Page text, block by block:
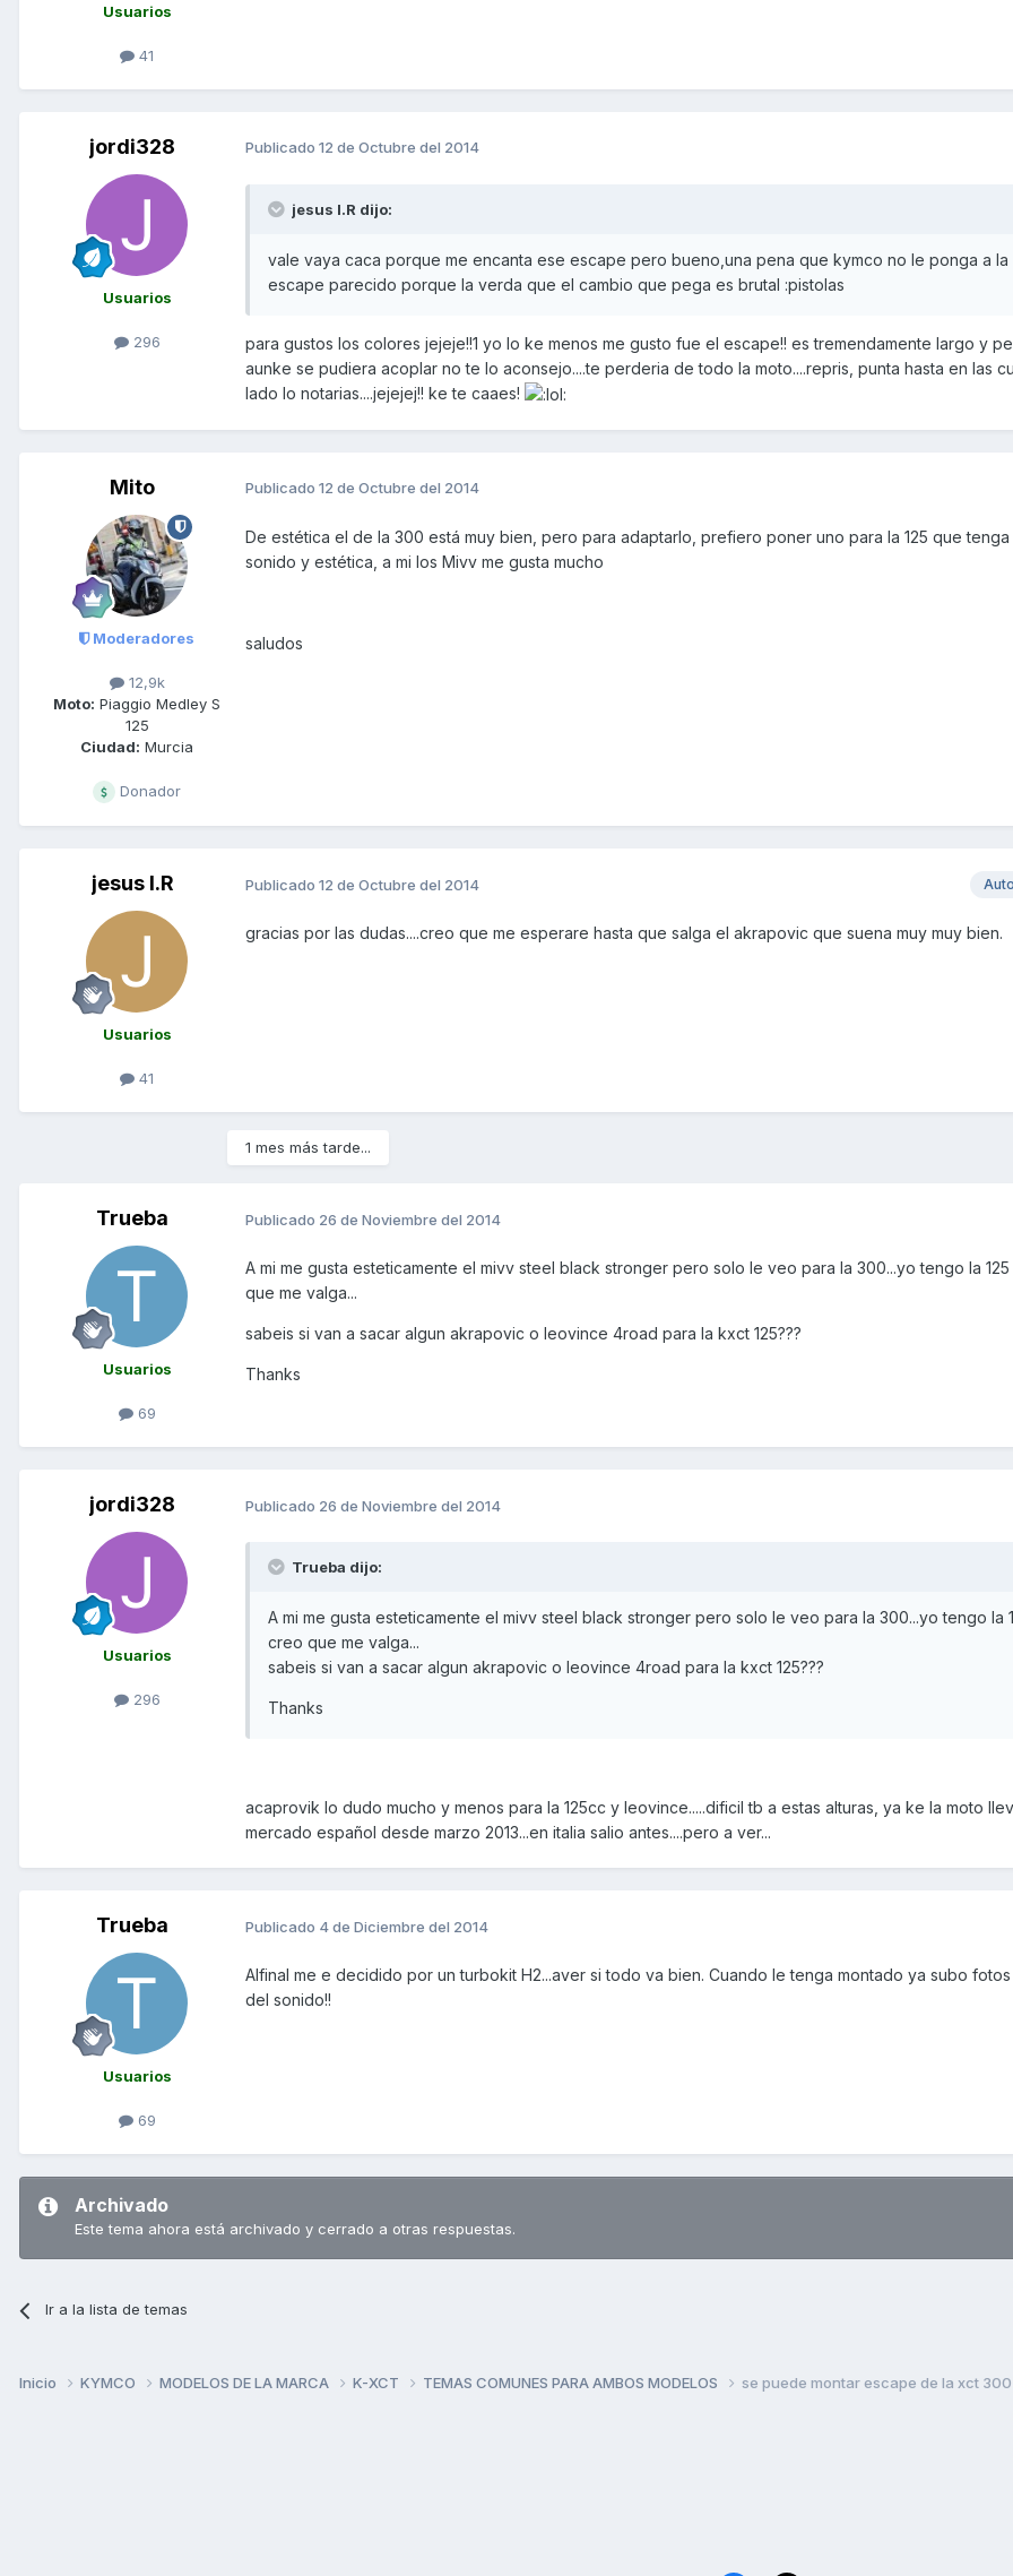
Usuarios
41
jordi328
Usuarios
296
Publicado 12 de Octubre del 2014
jesus I.R dijo:
vale vaya caca porque me encanta ese escape pero bueno,una pena que kymco no le ponga a la
escape parecido porque la verda que el cambio que pega es brutal :pistolas
para gustos los colores jejeje!!1 yo lo ke menos me gusto fue el escape!! es tremendamente largo y
aunke se pudiera acoplar no te lo aconsejo....te perderia de todo la moto....repris, punta hasta en las
lado lo notarias....jejejej!! ke te caaes!
Mito
Moderadores
12,9k
Moto: Piaggio Medley S
125
Ciudad: Murcia
Donador
Publicado 12 de Octubre del 2014
De estética el de la 300 está muy bien, pero para adaptarlo, prefiero poner uno para la 125 que
sonido y estética, a mi los Mivv me gusta mucho
saludos
jesus I.R
Usuarios
41
Publicado 12 de Octubre del 2014
gracias por las dudas....creo que me esperare hasta que salga el akrapovic que suena muy muy bien.
1 mes más tarde...
Trueba
Usuarios
69
Publicado 26 de Noviembre del 2014
A mi me gusta esteticamente el mivv steel black stronger pero solo le veo para la 300...yo tengo la
que me valga...
sabeis si van a sacar algun akrapovic o leovince 4road para la kxct 125???
Thanks
jordi328
Usuarios
296
Publicado 26 de Noviembre del 2014
Trueba dijo:
A mi me gusta esteticamente el mivv steel black stronger pero solo le veo para la 300...yo tengo la
creo que me valga...
sabeis si van a sacar algun akrapovic o leovince 4road para la kxct 125???
Thanks
acaprovik lo dudo mucho y menos para la 125cc y leovince.....dificil tb a estas alturas, ya ke la moto
mercado español desde marzo 2013...en italia salio antes....pero a ver...
Trueba
Usuarios
69
Publicado 4 de Diciembre del 2014
Alfinal me e decidido por un turbokit H2...aver si todo va bien. Cuando le tenga montado ya subo
del sonido!!
Archivado
Este tema ahora está archivado y cerrado a otras respuestas.
Ir a la lista de temas
Inicio KYMCO MODELOS DE LA MARCA K-XCT TEMAS COMUNES PARA AMBOS MODELOS se puede montar escape de la xct 300